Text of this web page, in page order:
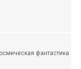
фантастика